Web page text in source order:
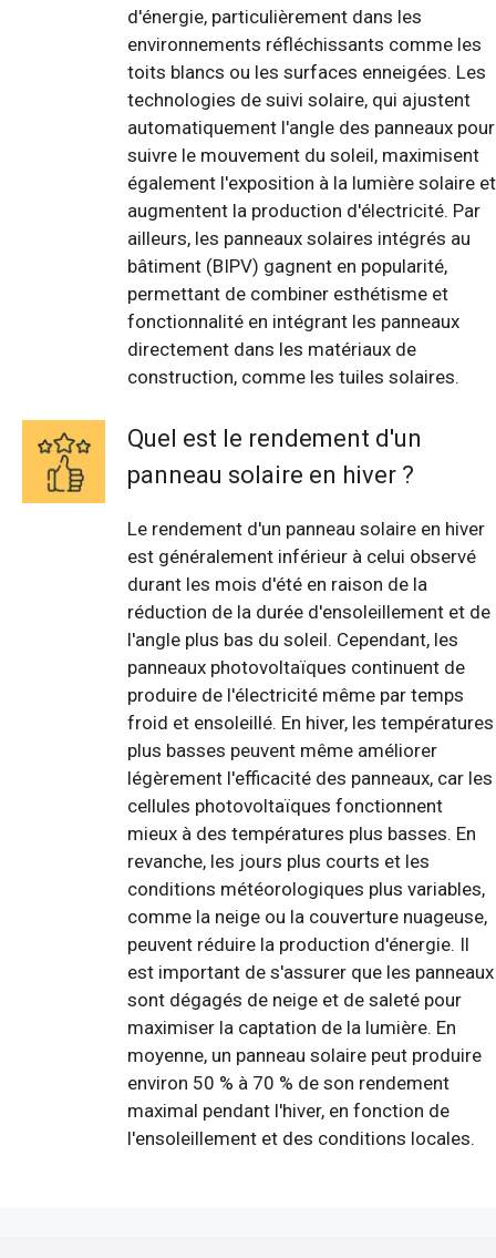
d'énergie, particulièrement dans les
environnements réfléchissants comme les
toits blancs ou les surfaces enneigées. Les
technologies de suivi solaire, qui ajustent
automatiquement l'angle des panneaux pour
suivre le mouvement du soleil, maximisent
également l'exposition à la lumière solaire et
augmentent la production d'électricité. Par
ailleurs, les panneaux solaires intégrés au
bâtiment (BIPV) gagnent en popularité,
permettant de combiner esthétisme et
fonctionnalité en intégrant les panneaux
directement dans les matériaux de
construction, comme les tuiles solaires.
Quel est le rendement d'un
panneau solaire en hiver ?
Le rendement d'un panneau solaire en hiver
est généralement inférieur à celui observé
durant les mois d'été en raison de la
réduction de la durée d'ensoleillement et de
l'angle plus bas du soleil. Cependant, les
panneaux photovoltaïques continuent de
produire de l'électricité même par temps
froid et ensoleillé. En hiver, les températures
plus basses peuvent même améliorer
légèrement l'efficacité des panneaux, car les
cellules photovoltaïques fonctionnent
mieux à des températures plus basses. En
revanche, les jours plus courts et les
conditions météorologiques plus variables,
comme la neige ou la couverture nuageuse,
peuvent réduire la production d'énergie. Il
est important de s'assurer que les panneaux
sont dégagés de neige et de saleté pour
maximiser la captation de la lumière. En
moyenne, un panneau solaire peut produire
environ 50 % à 70 % de son rendement
maximal pendant l'hiver, en fonction de
l'ensoleillement et des conditions locales.